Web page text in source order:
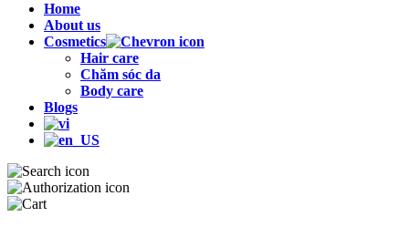
Home
About us
Cosmetics
Hair care
Chăm sóc da
Body care
Blogs